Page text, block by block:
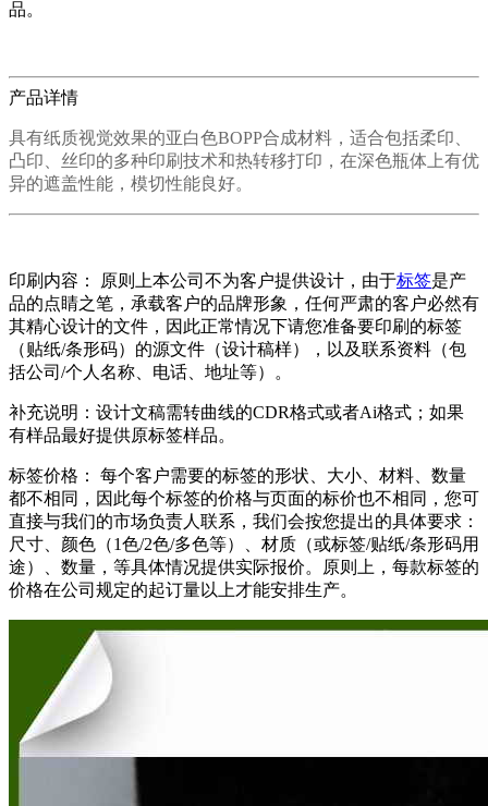
品。
产品详情
具有纸质视觉效果的亚白色BOPP合成材料，适合包括柔印、
凸印、丝印的多种印刷技术和热转移打印，在深色瓶体上有优
异的遮盖性能，模切性能良好。
印刷内容： 原则上本公司不为客户提供设计，由于标签是产
品的点睛之笔，承载客户的品牌形象，任何严肃的客户必然有
其精心设计的文件，因此正常情况下请您准备要印刷的标签
（贴纸/条形码）的源文件（设计稿样），以及联系资料（包
括公司/个人名称、电话、地址等）。
补充说明：设计文稿需转曲线的CDR格式或者Ai格式；如果
有样品最好提供原标签样品。
标签价格： 每个客户需要的标签的形状、大小、材料、数量
都不相同，因此每个标签的价格与页面的标价也不相同，您可
直接与我们的市场负责人联系，我们会按您提出的具体要求：
尺寸、颜色（1色/2色/多色等）、材质（或标签/贴纸/条形码用
途）、数量，等具体情况提供实际报价。原则上，每款标签的
价格在公司规定的起订量以上才能安排生产。